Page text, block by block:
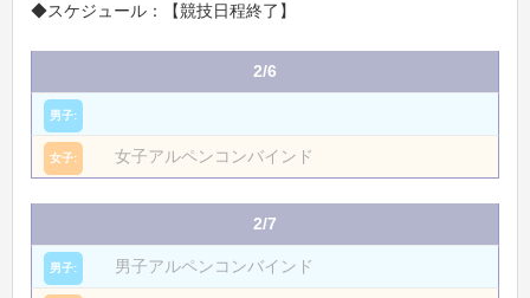
◆スケジュール：【競技日程終了】
2/6
女子アルペンコンバインド
2/7
男子アルペンコンバインド